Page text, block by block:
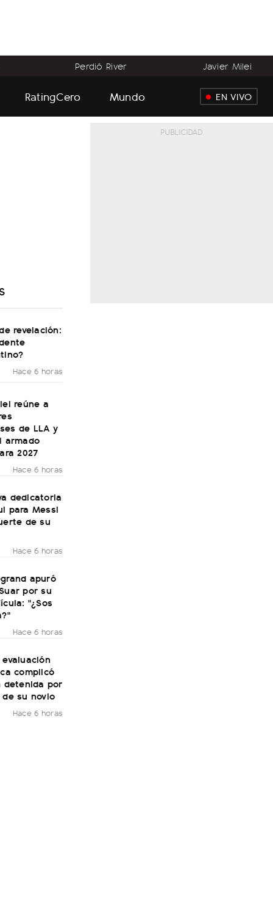
Perdió River Javier Milei
RatingCero Mundo EN VIVO
revelación:
Hace 6 horas
reúne a
de LLA y
armado
2027
Hace 6 horas
dedicatoria
para Messi
de su
Hace 6 horas
apuró
por su
"¿Sos
Hace 6 horas
complicó
detenida por
su novio
Hace 6 horas